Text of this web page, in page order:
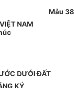
Mẫu 38
NAM
DƯỚI ĐẤT
KÝ